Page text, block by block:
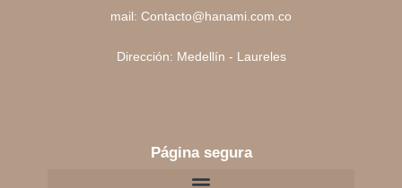
mail: Contacto@hanami.com.co
Dirección: Medellín - Laureles
Página segura